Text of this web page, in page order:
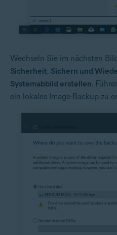
Wechseln Sie im nächsten
Sicherheit, Sichern und
Systemabbild erstellen.
ein lokales Image-Backup zu